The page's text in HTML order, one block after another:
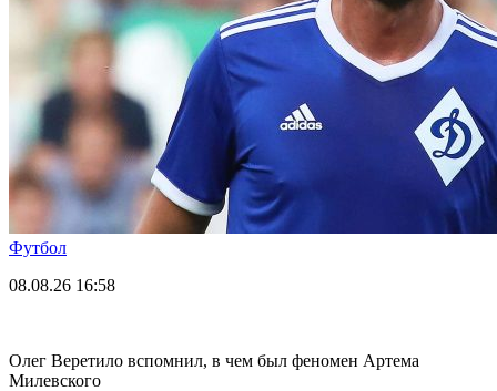
Футбол
08.08.26 16:58
Олег Веретило вспомнил, в чем был феномен Артема
Милевского